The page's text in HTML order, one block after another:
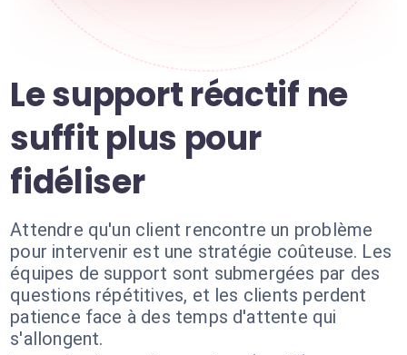
Le support réactif ne
suffit plus pour
fidéliser
Attendre qu'un client rencontre un problème
pour intervenir est une stratégie coûteuse. Les
équipes de support sont submergées par des
questions répétitives, et les clients perdent
patience face à des temps d'attente qui
s'allongent.